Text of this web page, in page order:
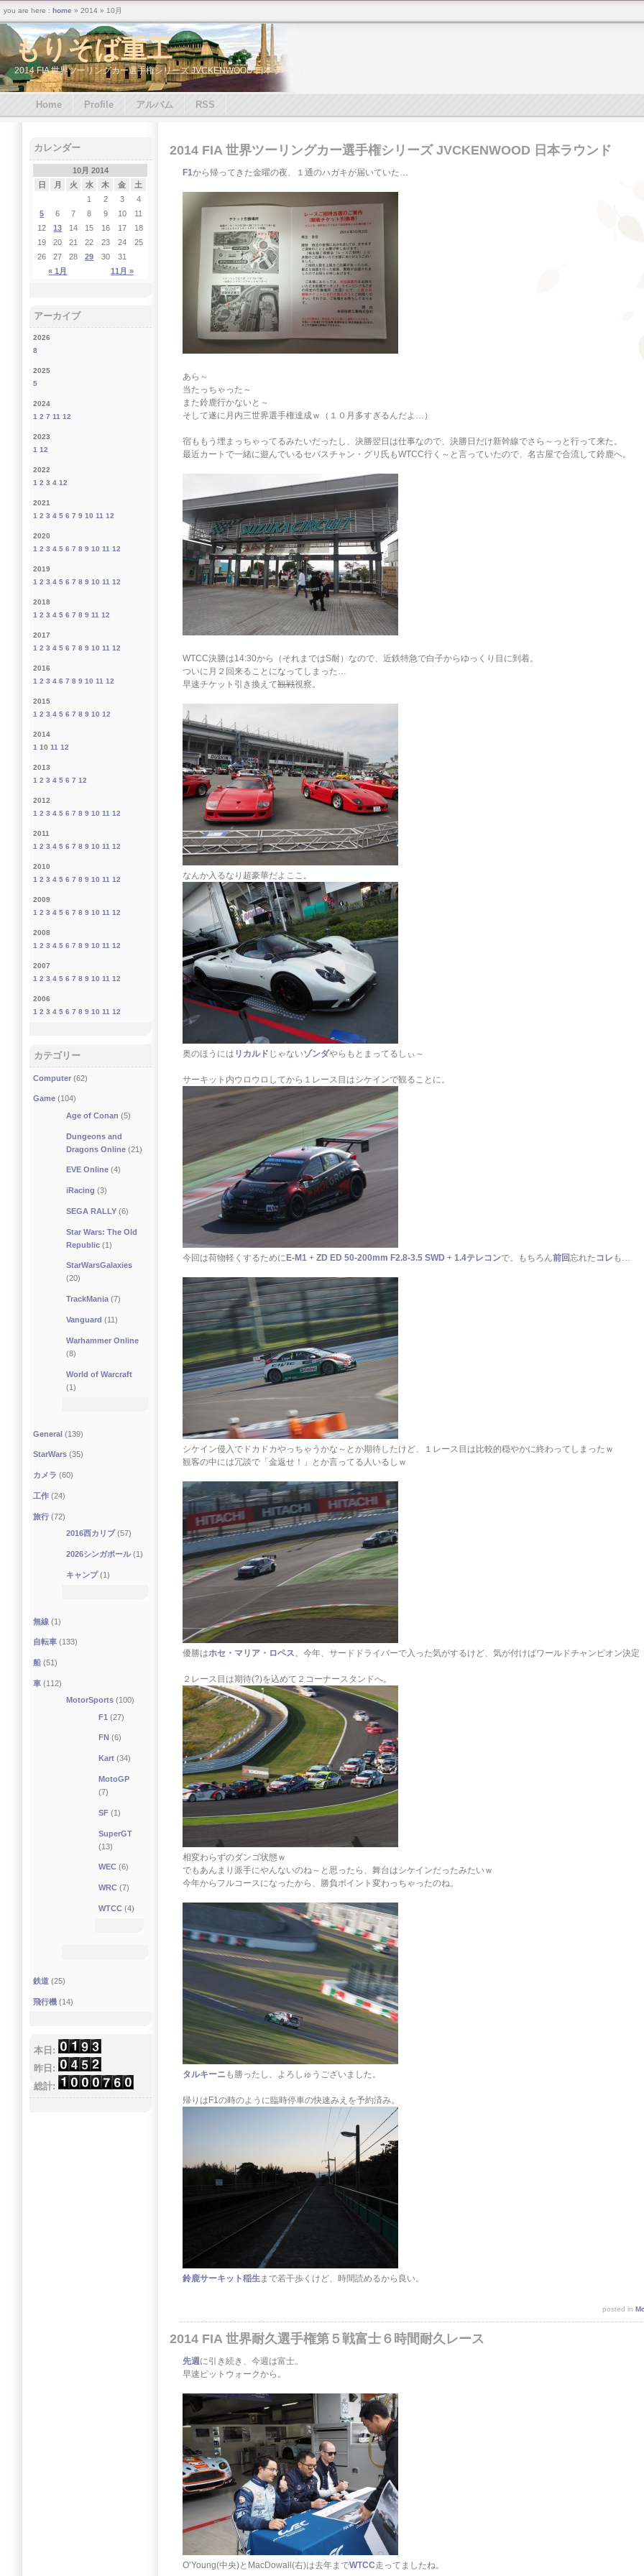
もりそば重工
2014 FIA 世界ツーリングカー選手権シリーズ JVCKENWOOD 日本ラウンド
2014 FIA 世界ツーリングカー選手権シリーズ JVCKENWOOD 日本ラウンド
F1から帰ってきた金曜の夜、１通のハガキが届いていた…
あら～
当たっちゃった～
また鈴鹿行かないと～
そして遂に月内三世界選手権達成ｗ（１０月多すぎるんだよ…）
宿ももう埋まっちゃってるみたいだったし、決勝翌日は仕事なので、決勝日だけ新幹線でさら～っと行って来た。
最近カートで一緒に遊んでいるセバスチャン・グリ氏もWTCC行く～と言っていたので、名古屋で合流して鈴鹿へ。
WTCC決勝は14:30から（それまではS耐）なので、近鉄特急で白子からゆっくり目に到着。
ついに月２回来ることになってしまった…
早速チケット引き換えて観戦視察。
なんか入るなり超豪華だよここ。
奥のほうには リカルド じゃないゾンダやらもとまってるしぃ～
サーキット内ウロウロしてから１レース目はシケインで観ることに。
今回は荷物軽くするためにE-M1 + ZD ED 50-200mm F2.8-3.5 SWD + 1.4テレコンで。もちろん前回忘れた コレ も…
シケイン侵入でドカドカやっちゃうかな～とか期待したけど、１レース目は比較的穏やかに終わってしまったｗ
観客の中には冗談で「金返せ！」とか言ってる人いるしｗ
優勝はホセ・マリア・ロペス 。今年、サードドライバーで入った気がするけど、気が付けばワールドチャンピオン決定
２レース目は期待(?)を込めて２コーナースタンドへ。
相変わらずのダンゴ状態ｗ
でもあんまり派手にやんないのね～と思ったら、舞台はシケインだったみたいｗ
今年からフルコースになったから、勝負ポイント変わっちゃったのね。
タルキーニ も勝ったし、よろしゅうございました。
帰りはF1の時のように臨時停車の快速みえを予約済み。
鈴鹿サーキット稲生まで若干歩くけど、時間読めるから良い。
posted in
2014 FIA 世界耐久選手権第５戦富士６時間耐久レース
先週 に引き続き、今週は富士。
早速ピットウォークから。
O’Young(中央)とMacDowall(右)は去年までWTCC走ってましたね。
カレンダー
10月 2014
日
月 火 水 木 金 土
« 1月 11月 »
1 2 3
4
5
6 7 8 9 10
11
12
13 14 15 16 17
18
19
20 21 22 23 24
25
26
27 28 29 30 31
アーカイブ
2026
8
2025
5
2024
1 2 7 11 12
2023
1 12
2022
1 2 3 4 12
2021
1 2 3 4 5 6 7 9 10 11 12
2020
1 2 3 4 5 6 7 8 9 10 11 12
2019
1 2 3 4 5 6 7 8 9 10 11 12
2018
1 2 3 4 5 6 7 8 9 11 12
2017
1 2 3 4 5 6 7 8 9 10 11 12
2016
1 2 3 4 6 7 8 9 10 11 12
2015
1 2 3 4 5 6 7 8 9 10 12
2014
1 10 11 12
2013
1 2 3 4 5 6 7 12
2012
1 2 3 4 5 6 7 8 9 10 11 12
2011
1 2 3 4 5 6 7 8 9 10 11 12
2010
1 2 3 4 5 6 7 8 9 10 11 12
2009
1 2 3 4 5 6 7 8 9 10 11 12
2008
1 2 3 4 5 6 7 8 9 10 11 12
2007
1 2 3 4 5 6 7 8 9 10 11 12
2006
1 2 3 4 5 6 7 8 9 10 11 12
カテゴリー
Computer (62)
Game (104)
Age of Conan (5)
Dungeons and
Dragons Online(21)
EVE Online(4)
iRacing (3)
SEGA RALLY(6)
Star Wars: The Old
Republic(1)
StarWarsGalaxies
(20)
TrackMania(7)
Vanguard (11)
Warhammer Online
(8)
World of Warcraft
(1)
General (139)
StarWars (35)
カメラ (60)
工作 (24)
旅行 (72)
2016西カリブ(57)
2026シンガポール(1)
キャンプ(1)
無線 (1)
自転車 (133)
船 (51)
車 (112)
MotorSports(100)
F1 (27)
FN (6)
Kart (34)
MotoGP
(7)
SF (1)
SuperGT
(13)
WEC (6)
WRC (7)
WTCC (4)
鉄道 (25)
飛行機 (14)
本日:
昨日:
総計:
Home Profile アルバム RSS
you are here : home » 2014 » 10月